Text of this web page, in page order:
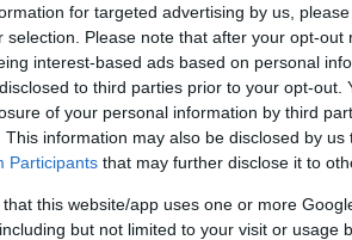
for targeted advertising by us,
selection. Please note that after your opt-out
interest-based ads based on personal
to third parties prior to your opt-out.
of your personal information by third
This information may also be disclosed by
Participants that may further disclose it to
that this website/app uses one or more
but not limited to your visit or usage
perché non c’è nulla di più
I bambini potranno
nella magia del Natale.